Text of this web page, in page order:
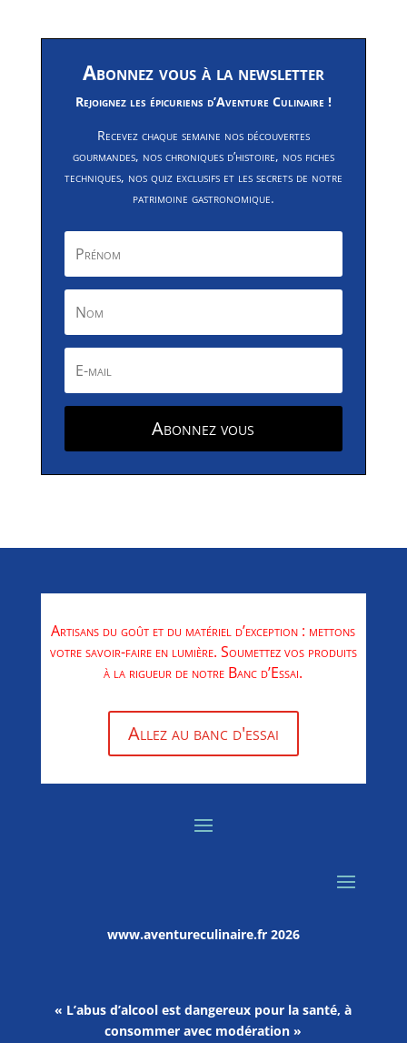
Abonnez vous à la newsletter
Rejoignez les épicuriens d’Aventure Culinaire !
Recevez chaque semaine nos découvertes
gourmandes, nos chroniques d’histoire, nos fiches
techniques, nos quiz exclusifs et les secrets de notre
patrimoine gastronomique.
Abonnez vous
Artisans du goût et du matériel d’exception : mettons
votre savoir-faire en lumière. Soumettez vos produits
à la rigueur de notre Banc d’Essai.
Allez au banc d'essai
www.aventureculinaire.fr2026
« L’abus d’alcool est dangereux pour la santé, à
consommer avec modération »